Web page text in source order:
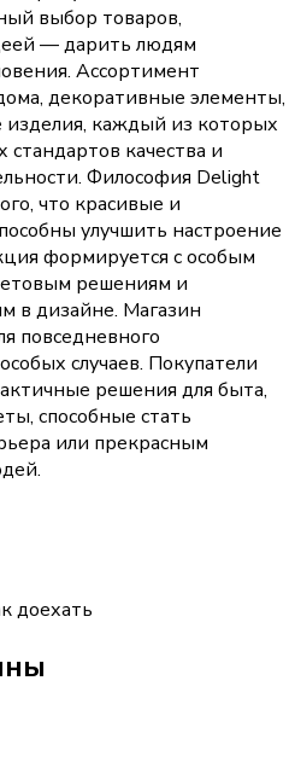
выбор товаров,
— дарить людям
Ассортимент
декоративные элементы,
изделия, каждый из которых
качества и
Философия Delight
что красивые и
улучшить настроение
формируется с особым
решениям и
в дизайне. Магазин
повседневного
случаев. Покупатели
решения для быта,
способные стать
или прекрасным
доехать